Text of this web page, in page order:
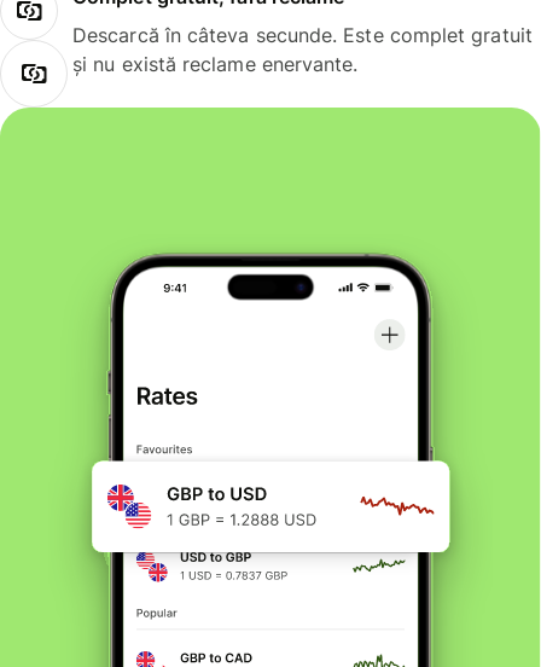
Descarcă în câteva secunde. Este complet gratuit
și nu există reclame enervante.